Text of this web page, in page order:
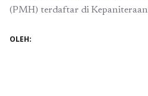
(PMH) terdaftar di
11/G/TF/2024/PTUN.JKT.
OLEH: